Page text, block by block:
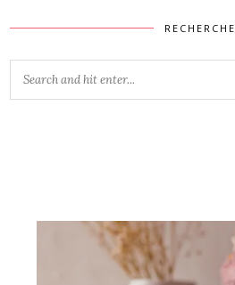
RECHERCHE